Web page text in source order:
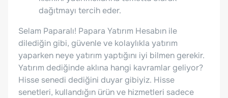
dağıtmayı tercih eder.
Selam Paparalı! Papara Yatırım Hesabın ile
dilediğin gibi, güvenle ve kolaylıkla yatırım
yaparken neye yatırım yaptığını iyi bilmen gerekir.
Yatırım dediğinde aklına hangi kavramlar geliyor?
Hisse senedi dediğini duyar gibiyiz. Hisse
senetleri, kullandığın ürün ve hizmetleri sadece